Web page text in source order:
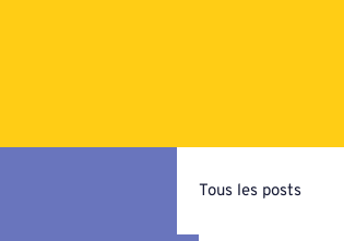
Tous les posts